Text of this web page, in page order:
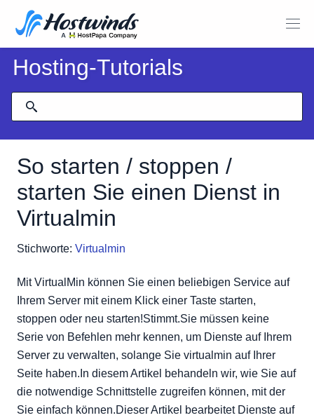
Hosting-Tutorials
So starten / stoppen /
starten Sie einen Dienst in
Virtualmin
Stichworte: Virtualmin
Mit VirtualMin können Sie einen beliebigen Service auf
Ihrem Server mit einem Klick einer Taste starten,
stoppen oder neu starten!Stimmt.Sie müssen keine
Serie von Befehlen mehr kennen, um Dienste auf Ihrem
Server zu verwalten, solange Sie virtualmin auf Ihrer
Seite haben.In diesem Artikel behandeln wir, wie Sie auf
die notwendige Schnittstelle zugreifen können, mit der
Sie einfach können.Dieser Artikel bearbeitet Dienste auf